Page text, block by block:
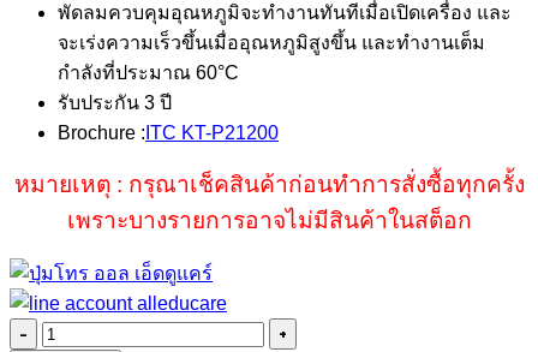
พัดลมควบคุมอุณหภูมิจะทำงานทันทีเมื่อเปิดเครื่อง และ
จะเร่งความเร็วขึ้นเมื่ออุณหภูมิสูงขึ้น และทำงานเต็ม
กำลังที่ประมาณ 60°C
รับประกัน 3 ปี
Brochure : ITC KT-P21200
หมายเหตุ : กรุณาเช็คสินค้าก่อนทำการสั่งซื้อทุกครั้ง
เพราะบางรายการอาจไม่มีสินค้าในสต็อก
จำนวน